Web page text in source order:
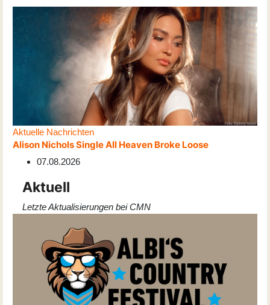
Aktuelle Nachrichten
Alison Nichols Single All Heaven Broke Loose
07.08.2026
Aktuell
Letzte Aktualisierungen bei CMN